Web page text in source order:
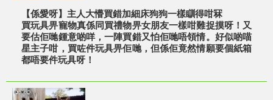
【係愛呀】主人大懵買錯加細床狗狗一樣瞓得咁冧
買玩具畀寵物真係同買禮物畀女朋友一樣咁難捉摸呀！又
要估佢哋鍾意啲咩，一陣買錯又怕佢哋唔領情。好似啲喵
星主子咁，買咗件玩具畀佢哋，但係佢竟然情願要個紙箱
都唔要件玩具呀！